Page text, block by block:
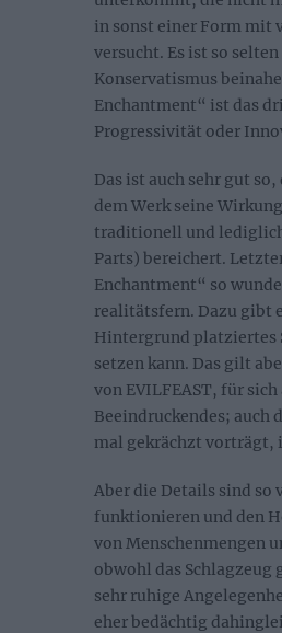
in sonst einer Form mit
versucht. Es ist so
Konservatismus
Enchantment“ ist das
Progressivität oder
Das ist auch sehr gut
dem Werk seine
traditionell und
Parts) bereichert.
Enchantment“ so
realitätsfern. Dazu gibt
Hintergrund platziertes
setzen kann. Das gilt
von EVILFEAST, für
Beeindruckendes; auch
mal gekrächzt vorträgt,
Aber die Details sind so
funktionieren und den
von Menschenmengen
obwohl das
sehr ruhige
eher bedächtig